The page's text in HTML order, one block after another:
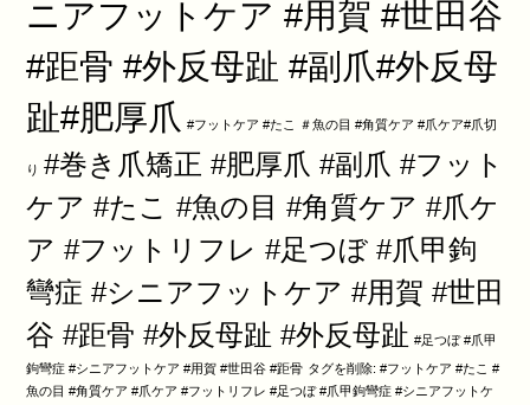
ニアフットケア #用賀 #世田谷
#距骨 #外反母趾 #副爪#外反母
趾#肥厚爪 #フットケア #たこ ＃魚の目 #角質ケア #爪ケア#爪切
り #巻き爪矯正 #肥厚爪 #副爪 #フット
ケア #たこ #魚の目 #角質ケア #爪ケ
ア #フットリフレ #足つぼ #爪甲鉤
彎症 #シニアフットケア #用賀 #世田
谷 #距骨 #外反母趾 #外反母趾 #足つぼ #爪甲
鉤彎症 #シニアフットケア #用賀 #世田谷 #距骨 タグを削除: #フットケア #たこ #
魚の目 #角質ケア #爪ケア #フットリフレ #足つぼ #爪甲鉤彎症 #シニアフットケ